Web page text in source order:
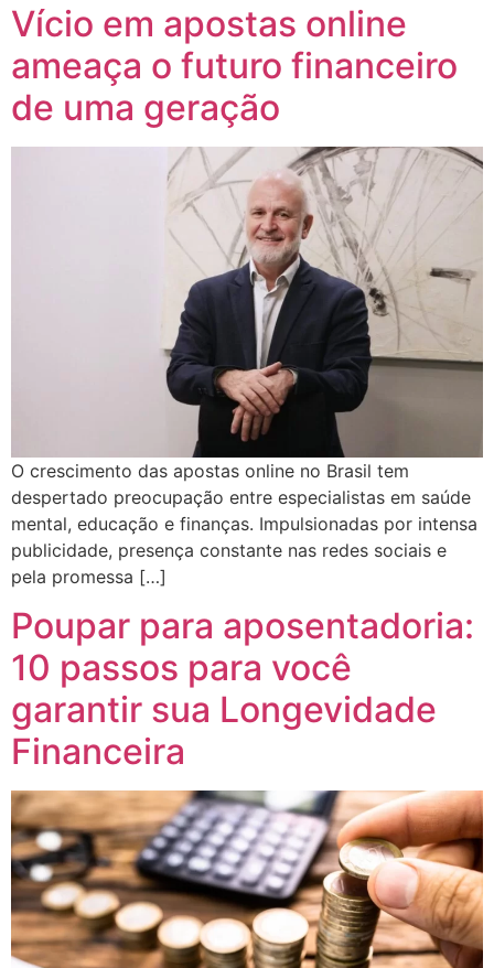
Vício em apostas online
ameaça o futuro financeiro
de uma geração
O crescimento das apostas online no Brasil tem
despertado preocupação entre especialistas em saúde
mental, educação e finanças. Impulsionadas por intensa
publicidade, presença constante nas redes sociais e
pela promessa […]
Poupar para aposentadoria:
10 passos para você
garantir sua Longevidade
Financeira